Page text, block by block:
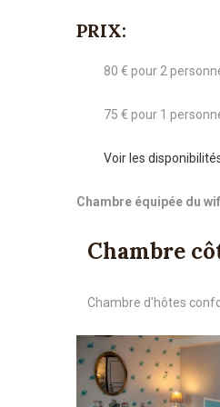
PRIX:
80 € pour 2
75 € pour 1
Voir les
Chambre équipée du
Chambre
Chambre d'hôtes